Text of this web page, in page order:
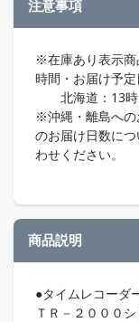
注意事項
※在庫あり表示商
時間・お届け予定
北海道：13時
※沖縄・離島への
のお届け日数に
わせください。
商品説明
●タイムレコーダ
ＴＲ－２０００